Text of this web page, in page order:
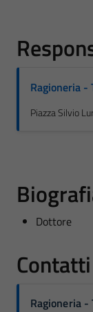
Ragioneria -
Piazza Silvio
Dottore
Contatti
Ragioneria